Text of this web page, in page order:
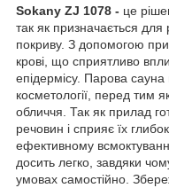
Sokany ZJ 1078 - це
так як призначається для
покриву. З допомогою
крові, що сприятливо
епідермісу. Парова
косметології, перед тим
обличчя. Так як прилад
речовин і сприяє їх
ефективному
досить легко, завдяки
умовах самостійно.